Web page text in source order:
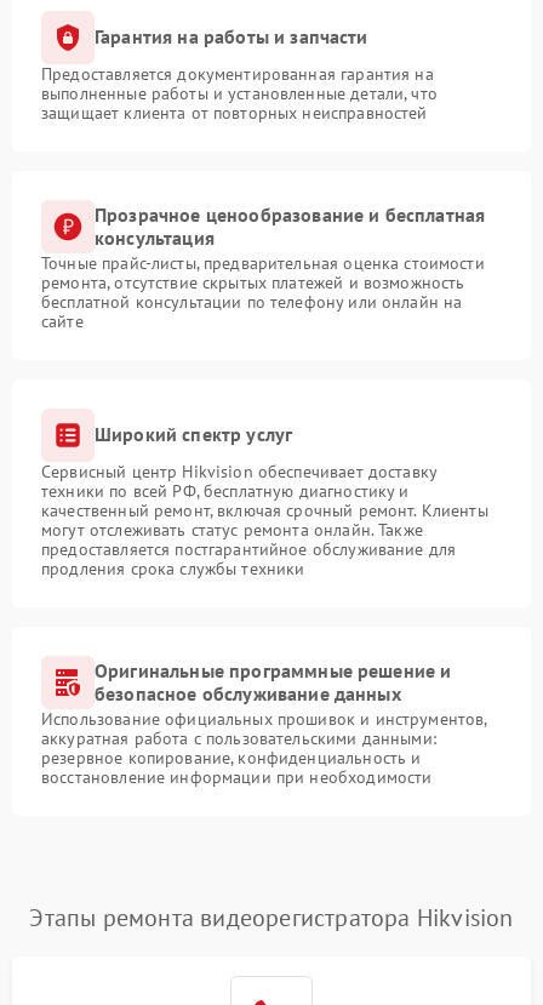
Гарантия на работы и запчасти
Предоставляется документированная гарантия на
выполненные работы и установленные детали, что
защищает клиента от повторных неисправностей
Прозрачное ценообразование и бесплатная
консультация
Точные прайс-листы, предварительная оценка стоимости
ремонта, отсутствие скрытых платежей и возможность
бесплатной консультации по телефону или онлайн на
сайте
Широкий спектр услуг
Сервисный центр Hikvision обеспечивает доставку
техники по всей РФ, бесплатную диагностику и
качественный ремонт, включая срочный ремонт. Клиенты
могут отслеживать статус ремонта онлайн. Также
предоставляется постгарантийное обслуживание для
продления срока службы техники
Оригинальные программные решение и
безопасное обслуживание данных
Использование официальных прошивок и инструментов,
аккуратная работа с пользовательскими данными:
резервное копирование, конфиденциальность и
восстановление информации при необходимости
Этапы ремонта видеорегистратора Hikvision